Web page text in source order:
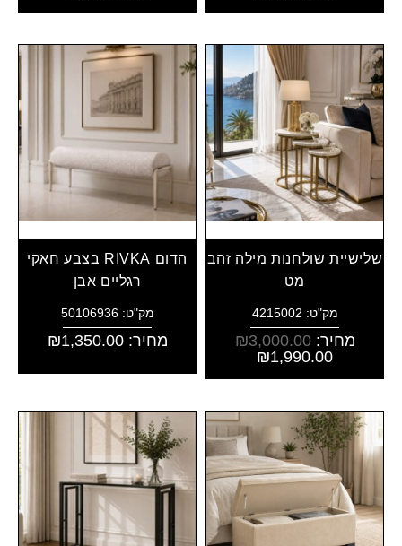
שלישיית שולחנות מילה זהב
מט
מק"ט: 4215002
מחיר: ₪3,000.00
₪1,990.00
הדום RIVKA בצבע חאקי
רגליים אבן
מק"ט: 50106936
מחיר: ₪1,350.00